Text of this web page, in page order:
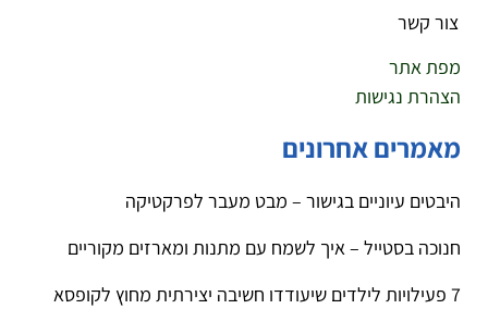
צור קשר
מפת אתר
הצהרת נגישות
מאמרים אחרונים
היבטים עיוניים בגישור – מבט מעבר לפרקטיקה
חנוכה בסטייל – איך לשמח עם מתנות ומארזים מקוריים
7 פעילויות לילדים שיעודדו חשיבה יצירתית מחוץ לקופסא